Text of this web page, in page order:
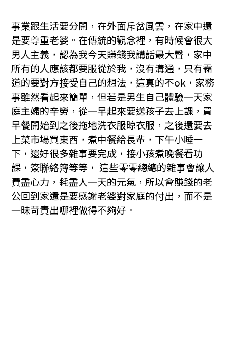
事業跟生活要分開，在外面斥岔風雲，在家中還
是要尊重老婆。在傳統的觀念裡，有時候會很大
男人主義，認為我今天賺錢我講話最大聲，家中
所有的人應該都要服從於我，沒有溝通，只有霸
道的要對方接受自己的想法，這真的不ok，家務
事雖然看起來簡單，但若是男生自己體驗一天家
庭主婦的辛勞，從一早起來要送孩子去上課，買
早餐開始到之後拖地洗衣服晾衣服，之後還要去
上菜市場買東西，煮中餐給長輩，下午小睡一
下，還好很多雜事要完成，接小孩煮晚餐看功
課，簽聯絡簿等等， 這些零零總總的雜事會讓人
費盡心力，耗盡人一天的元氣，所以會賺錢的老
公回到家還是要感謝老婆對家庭的付出，而不是
一昧苛責出哪裡做得不夠好。